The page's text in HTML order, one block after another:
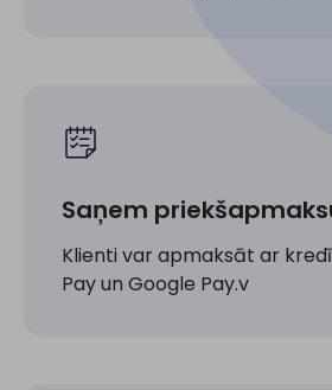
Saņem
Klienti var apmaksāt ar
Pay un Google Pay.v